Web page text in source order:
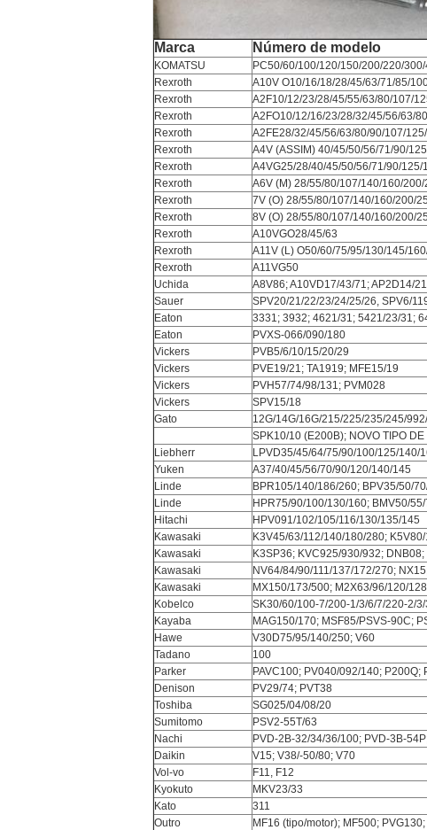
Marca Número de modelo
KOMATSU
PC50/60/100/120/150/200/220/
Rexroth
A10V O10/16/18/28/45/63/71/85/
Rexroth
A2F10/12/23/28/45/55/63/80/107/
Rexroth
A2FO10/12/16/23/28/32/45/56/63/
Rexroth
A2FE28/32/45/56/63/80/90/107/
Rexroth
A4V (ASSIM) 40/45/50/56/71/90/
Rexroth
A4VG25/28/40/45/50/56/71/90/125/
Rexroth
A6V (M) 28/55/80/107/140/160/
Rexroth
7V (O) 28/55/80/107/140/160/200/
Rexroth
8V (O) 28/55/80/107/140/160/200/
Rexroth
A10VGO28/45/63
Rexroth
A11V (L) O50/60/75/95/130/145/
Rexroth
A11VG50
Uchida
A8V86; A10VD17/43/71; AP2D14/
Sauer
SPV20/21/22/23/24/25/26, SPV6/
Eaton
3331; 3932; 4621/31; 5421/23/31;
Eaton
PVXS-066/090/180
Vickers
PVB5/6/10/15/20/29
Vickers
PVE19/21; TA1919; MFE15/19
Vickers
PVH57/74/98/131; PVM028
Vickers
SPV15/18
Gato
12G/14G/16G/215/225/235/245/
SPK10/10 (E200B); NOVO TIPO
Liebherr
LPVD35/45/64/75/90/100/125/140/
Yuken
A37/40/45/56/70/90/120/140/145
Linde
BPR105/140/186/260; BPV35/50/
Linde
HPR75/90/100/130/160; BMV50/
Hitachi
HPV091/102/105/116/130/135/145
Kawasaki
K3V45/63/112/140/180/280;
Kawasaki
K3SP36; KVC925/930/932;
Kawasaki
NV64/84/90/111/137/172/270;
Kawasaki
MX150/173/500; M2X63/96/120/
Kobelco
SK30/60/100-7/200-1/3/6/7/220-2/
Kayaba
MAG150/170; MSF85/PSVS-90C;
Hawe
V30D75/95/140/250; V60
Tadano
100
Parker
PAVC100; PV040/092/140; P200Q;
Denison
PV29/74; PVT38
Toshiba
SG025/04/08/20
Sumitomo
PSV2-55T/63
Nachi
PVD-2B-32/34/36/100; PVD-3B-
Daikin
V15; V38/-50/80; V70
Vol-vo
F11, F12
Kyokuto
MKV23/33
Kato
311
Outro
MF16 (tipo/motor); MF500;